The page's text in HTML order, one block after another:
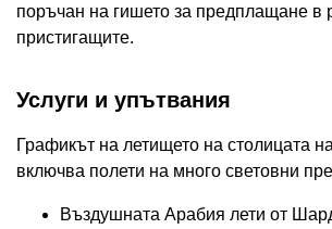
поръчан на гишето за предплащане в
пристигащите.
Услуги и упътвания
Графикът на летището на столицата
включва полети на много световни
Въздушната Арабия лети от